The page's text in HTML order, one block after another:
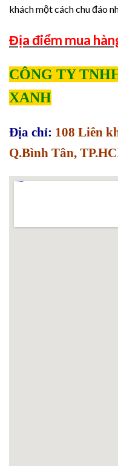
khách một cách chu đáo
Địa điểm mua
CÔNG TY
XANH
Địa chỉ: 108 Liên
Q.Bình Tân,